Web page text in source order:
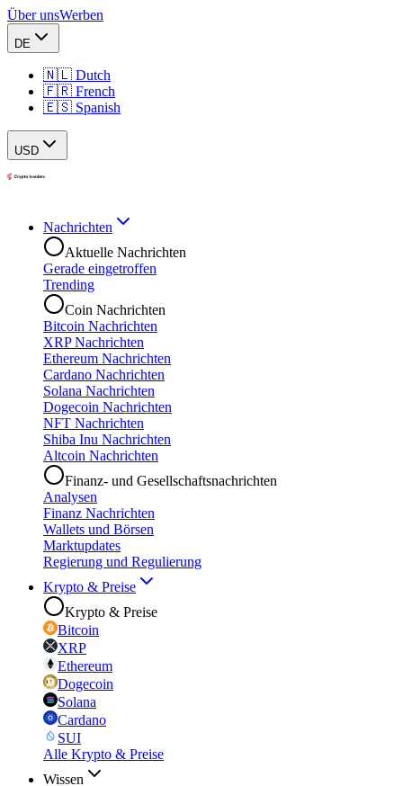
Über unsWerben
DE
🇳🇱 Dutch
🇫🇷 French
🇪🇸 Spanish
USD
Nachrichten
Aktuelle Nachrichten
Gerade eingetroffen
Trending
Coin Nachrichten
Bitcoin Nachrichten
XRP Nachrichten
Ethereum Nachrichten
Cardano Nachrichten
Solana Nachrichten
Dogecoin Nachrichten
NFT Nachrichten
Shiba Inu Nachrichten
Altcoin Nachrichten
Finanz- und Gesellschaftsnachrichten
Analysen
Finanz Nachrichten
Wallets und Börsen
Marktupdates
Regierung und Regulierung
Krypto & Preise
Krypto & Preise
Bitcoin
XRP
Ethereum
Dogecoin
Solana
Cardano
SUI
Alle Krypto & Preise
Wissen